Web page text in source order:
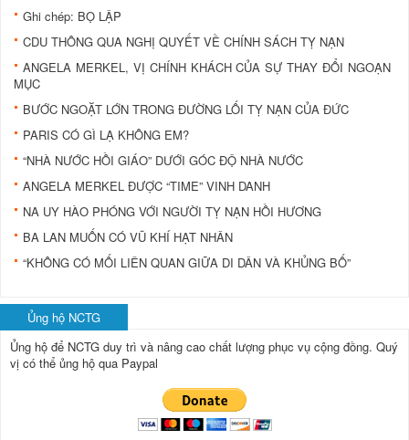
Ghi chép: BỌ LẬP
CDU THÔNG QUA NGHỊ QUYẾT VỀ CHÍNH SÁCH TỴ NẠN
ANGELA MERKEL, VỊ CHÍNH KHÁCH CỦA SỰ THAY ĐỔI NGOẠN
MỤC
BƯỚC NGOẶT LỚN TRONG ĐƯỜNG LỐI TỴ NẠN CỦA ĐỨC
PARIS CÓ GÌ LẠ KHÔNG EM?
“NHÀ NƯỚC HỒI GIÁO” DƯỚI GÓC ĐỘ NHÀ NƯỚC
ANGELA MERKEL ĐƯỢC “TIME” VINH DANH
NA UY HÀO PHÓNG VỚI NGƯỜI TỴ NẠN HỒI HƯƠNG
BA LAN MUỐN CÓ VŨ KHÍ HẠT NHÂN
“KHÔNG CÓ MỐI LIÊN QUAN GIỮA DI DÂN VÀ KHỦNG BỐ”
Ủng hộ NCTG
Ủng hộ để NCTG duy trì và nâng cao chất lượng phục vụ cộng đồng. Quý
vị có thể ủng hộ qua Paypal